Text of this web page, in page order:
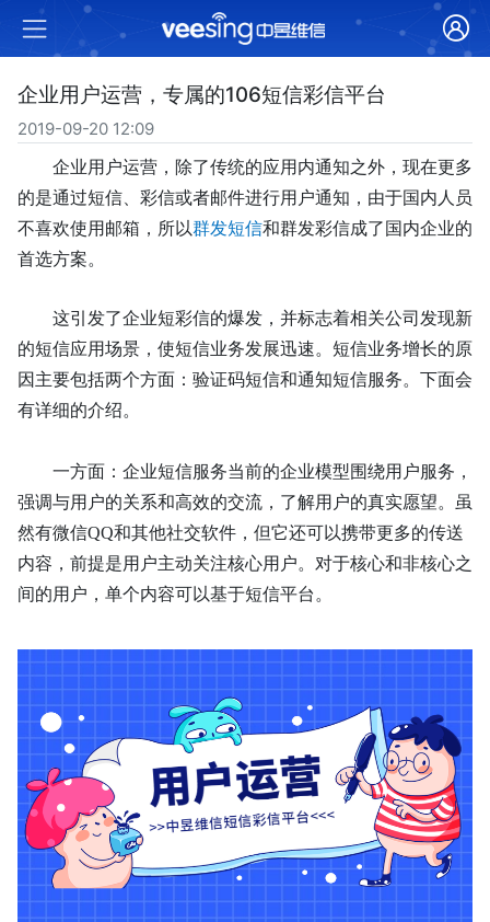
企业用户运营，专属的106短信彩信平台
2019-09-20 12:09
企业用户运营，除了传统的应用内通知之外，现在更多
的是通过短信、彩信或者邮件进行用户通知，由于国内人员
不喜欢使用邮箱，所以群发短信和群发彩信成了国内企业的
首选方案。
这引发了企业短彩信的爆发，并标志着相关公司发现新
的短信应用场景，使短信业务发展迅速。短信业务增长的原
因主要包括两个方面：验证码短信和通知短信服务。下面会
有详细的介绍。
一方面：企业短信服务当前的企业模型围绕用户服务，
强调与用户的关系和高效的交流，了解用户的真实愿望。虽
然有微信QQ和其他社交软件，但它还可以携带更多的传送
内容，前提是用户主动关注核心用户。对于核心和非核心之
间的用户，单个内容可以基于短信平台。